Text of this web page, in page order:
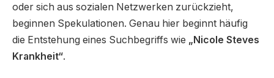
oder sich aus sozialen Netzwerken zurückzieht,
beginnen Spekulationen. Genau hier beginnt häufig
die Entstehung eines Suchbegriffs wie „Nicole Steves
Krankheit“.